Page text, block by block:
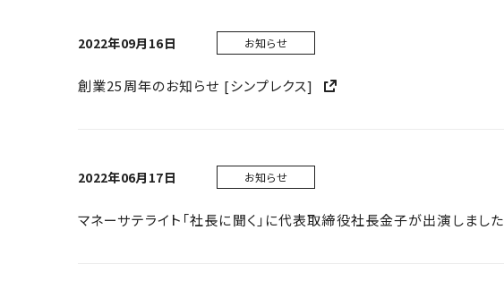
2022年09月16日 お知らせ
創業25周年のお知らせ [シンプレクス]
2022年06月17日 お知らせ
マネーサテライト「社長に聞く」に代表取締役社長金子が出演しました